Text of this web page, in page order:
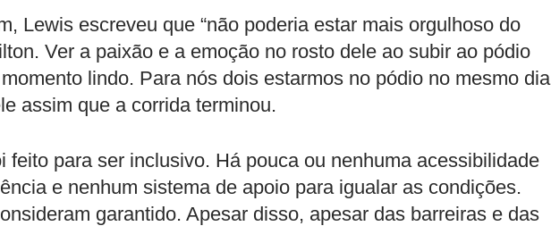
Lewis escreveu que “não poderia estar mais orgulhoso do
Ver a paixão e a emoção no rosto dele ao subir ao pódio
lindo. Para nós dois estarmos no pódio no mesmo dia
assim que a corrida terminou.
feito para ser inclusivo. Há pouca ou nenhuma acessibilidade
e nenhum sistema de apoio para igualar as condições.
garantido. Apesar disso, apesar das barreiras e das